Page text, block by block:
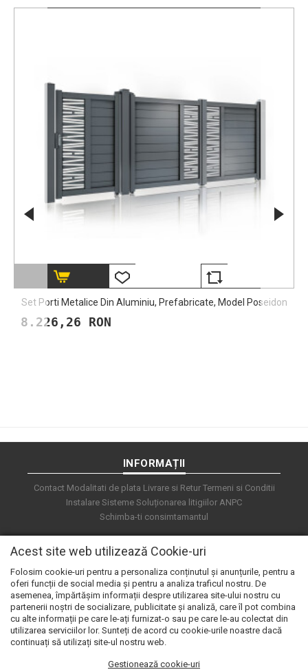
Set Porti Metalice Din Aluminiu, Prefabricate, Model Poseidon
8.226,26 RON
INFORMAȚII
Contact Modalitati de plata Livrare si Retur Termeni si Conditii
Instalare Sisteme Soluționarea litigiilor ANPC
Schimba-ti consimtamantul
Acest site web utilizează Cookie-uri
Folosim cookie-uri pentru a personaliza conținutul și anunțurile, pentru a
oferi funcții de social media și pentru a analiza traficul nostru. De
asemenea, împărtășim informații despre utilizarea site-ului nostru cu
partenerii noștri de socializare, publicitate și analiză, care îl pot combina
cu alte informații pe care le-ați furnizat-o sau pe care le-au colectat din
utilizarea serviciilor lor. Sunteți de acord cu cookie-urile noastre dacă
continuați să utilizați site-ul nostru web.
Gestionează cookie-uri